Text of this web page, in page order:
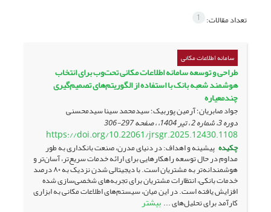
تعداد مقالات: 1
سامانه اطلاعات مکانی
طراحی و توسعه سامانه اطلاعات‌ مکانی تحت‌وب برای انتخاب
هوشمند شعبه بانک با استفاده از ‏الگوریتم‌های تصمیم‌گیری
چندمعیاره
جواد صابریان؛ آرمین پوربیک؛ سیدمحمد سینا سیدمحسنی
دوره 3، شماره 2 ، تیر 1404، ، صفحه 297-306
https://doi.org/10.22061/jrsgr.2025.12430.1108
چکیده پیشینه و اهداف: در دنیای مدرن، صنعت بانکداری به طور
مداوم در حال توسعه راهکارهایی برای ارائه خدمات سریع‌تر، آسان‌تر و
هوشمندانه‌تر به مشتریان است. با دیجیتالی شدن نزدیک به ۸۰ درصد
خدمات بانکی، انتظارات مشتریان برای تجربه‌های شخصی‌سازی شده
افزایش یافته است. در این میان، سیستم‌های اطلاعات مکانی به ابزاری
کارآمد برای تحلیل‌های ... بیشتر